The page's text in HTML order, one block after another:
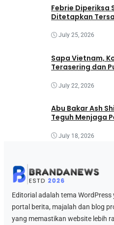
Febrie Diperiksa
Ditetapkan
July 25, 2026
Sapa Vietnam,
Terasering dan
July 22, 2026
Abu Bakar Ash
Teguh Menjaga
July 18, 2026
Editorial adalah tema
portal berita, majalah dan blog
yang memastikan website lebih